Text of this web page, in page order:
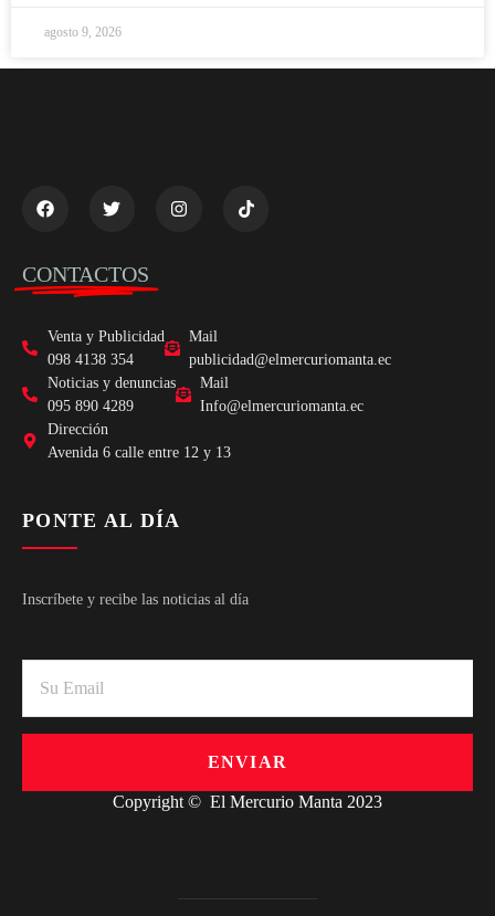
agosto 9, 2026
CONTACTOS
Venta y Publicidad
098 4138 354
Mail
publicidad@elmercuriomanta.ec
Noticias y denuncias
095 890 4289
Mail
Info@elmercuriomanta.ec
Dirección
Avenida 6 calle entre 12 y 13
PONTE AL DÍA
Inscríbete y recibe las noticias al día
ENVIAR
Copyright © El Mercurio Manta 2023